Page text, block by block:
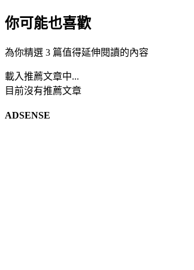
你可能也喜歡
為你精選 3 篇值得延伸閱讀的內容
載入推薦文章中...
目前沒有推薦文章
ADSENSE